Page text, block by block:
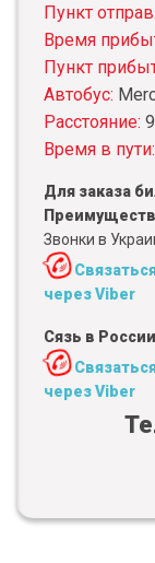
Пункт
Время
Пункт
Автобус:
Расстояние:
Время в пути:
Для заказа
Звонки в
через Viber
Сязь в России
через Viber